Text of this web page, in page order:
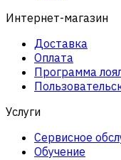
Интернет-магазин
Доставка
Оплата
Программа
Услуги
Сервисное
Обучение